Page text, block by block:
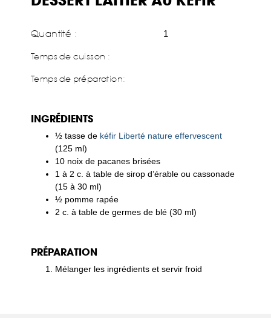
Quantité : 1
Temps de cuisson :
Temps de préparation:
INGRÉDIENTS
½ tasse de kéfir Liberté nature effervescent
(125 ml)
10 noix de pacanes brisées
1 à 2 c. à table de sirop d’érable ou cassonade
(15 à 30 ml)
½ pomme rapée
2 c. à table de germes de blé (30 ml)
PRÉPARATION
Mélanger les ingrédients et servir froid